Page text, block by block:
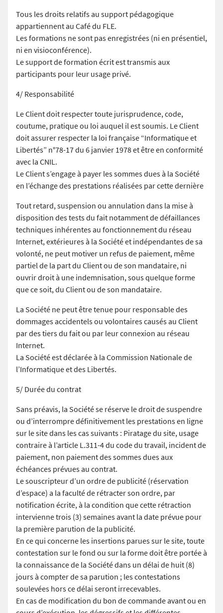
Tous les droits relatifs au support pédagogique
appartiennent au Café du FLE.
Les formations ne sont pas enregistrées (ni en présentiel,
ni en visioconférence).
Le support de formation écrit est transmis aux
participants pour leur usage privé.
4/ Responsabilité
Le Client doit respecter toute jurisprudence, code,
coutume, pratique ou loi auquel il est soumis. Le Client
doit assurer respecter la loi française “Informatique et
Libertés” n°78-17 du 6 janvier 1978 et être en conformité
avec la CNIL.
Le Client s’engage à payer les sommes dues à la Société
en l’échange des prestations réalisées par cette dernière
Tout retard, suspension ou annulation dans la mise à
disposition des tests du fait notamment de défaillances
techniques inhérentes au fonctionnement du réseau
Internet, extérieures à la Société et indépendantes de sa
volonté, ne peut motiver un refus de paiement, même
partiel de la part du Client ou de son mandataire, ni
ouvrir droit à une indemnisation, sous quelque forme
que ce soit, du Client ou de son mandataire.
La Société ne peut être tenue pour responsable des
dommages accidentels ou volontaires causés au Client
par des tiers du fait ou par leur connexion au réseau
Internet.
La Société est déclarée à la Commission Nationale de
l’Informatique et des Libertés.
5/ Durée du contrat
Sans préavis, la Société se réserve le droit de suspendre
ou d’interrompre définitivement les prestations en ligne
sur le site dans les cas suivants : Piratage du site, usage
contraire à l’article L.311-4 du code du travail, incident de
paiement, non paiement des sommes dues aux
échéances prévues au contrat.
Le souscripteur d’un ordre de publicité (réservation
d’espace) a la faculté de rétracter son ordre, par
notification écrite, à la condition que cette rétraction
intervienne trois (3) semaines avant la date prévue pour
la première parution de la publicité.
En ce qui concerne les insertions parues sur le site, toute
contestation sur le fond ou sur la forme doit être portée à
la connaissance de la Société dans un délai de huit (8)
jours à compter de sa parution ; les contestations
soulevées hors ce délai seront irrecevables.
En cas de modification du bon de commande avant ou en